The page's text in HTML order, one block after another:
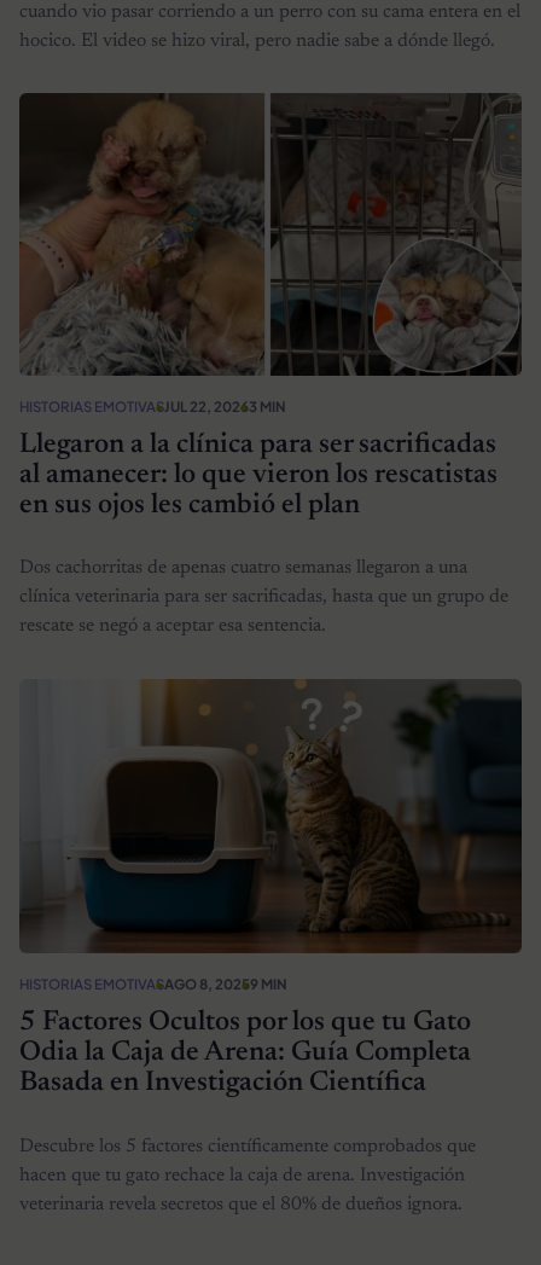
cuando vio pasar corriendo a un perro con su cama entera en el
hocico. El video se hizo viral, pero nadie sabe a dónde llegó.
HISTORIAS EMOTIVASJUL 22, 20263 MIN
Llegaron a la clínica para ser sacrificadas
al amanecer: lo que vieron los rescatistas
en sus ojos les cambió el plan
Dos cachorritas de apenas cuatro semanas llegaron a una
clínica veterinaria para ser sacrificadas, hasta que un grupo de
rescate se negó a aceptar esa sentencia.
HISTORIAS EMOTIVASAGO 8, 20259 MIN
5 Factores Ocultos por los que tu Gato
Odia la Caja de Arena: Guía Completa
Basada en Investigación Científica
Descubre los 5 factores científicamente comprobados que
hacen que tu gato rechace la caja de arena. Investigación
veterinaria revela secretos que el 80% de dueños ignora.